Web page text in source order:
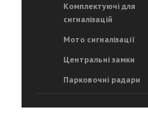
Комплектуючі для
сигналізацій
Мото сигналізації
Центральні замки
Парковочні радари